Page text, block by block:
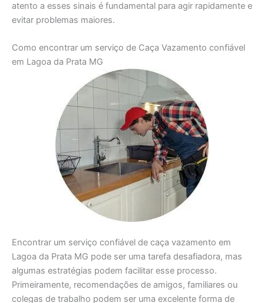
atento a esses sinais é fundamental para agir rapidamente e
evitar problemas maiores.
Como encontrar um serviço de Caça Vazamento confiável
em Lagoa da Prata MG
Encontrar um serviço confiável de caça vazamento em
Lagoa da Prata MG pode ser uma tarefa desafiadora, mas
algumas estratégias podem facilitar esse processo.
Primeiramente, recomendações de amigos, familiares ou
colegas de trabalho podem ser uma excelente forma de